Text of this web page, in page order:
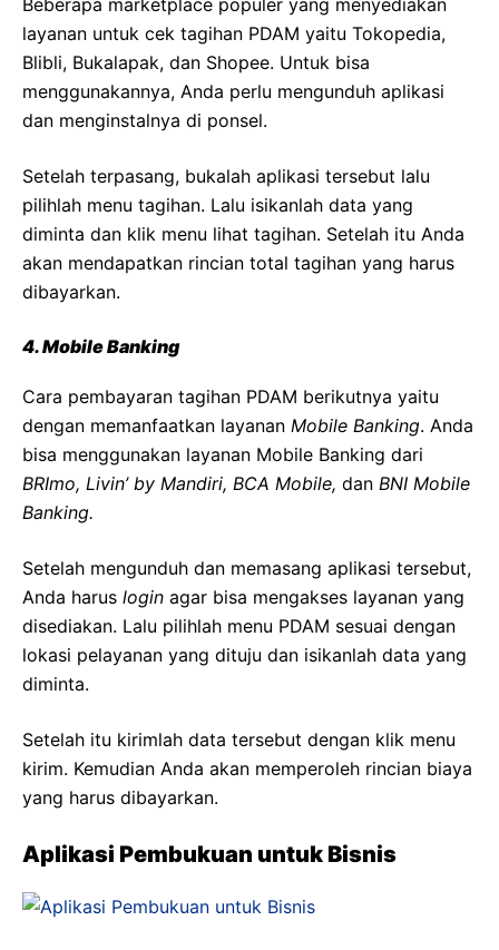
Beberapa marketplace populer yang menyediakan
layanan untuk cek tagihan PDAM yaitu Tokopedia,
Blibli, Bukalapak, dan Shopee. Untuk bisa
menggunakannya, Anda perlu mengunduh aplikasi
dan menginstalnya di ponsel.
Setelah terpasang, bukalah aplikasi tersebut lalu
pilihlah menu tagihan. Lalu isikanlah data yang
diminta dan klik menu lihat tagihan. Setelah itu Anda
akan mendapatkan rincian total tagihan yang harus
dibayarkan.
4.Mobile Banking
Cara pembayaran tagihan PDAM berikutnya yaitu
dengan memanfaatkan layanan Mobile Banking. Anda
bisa menggunakan layanan Mobile Banking dari
BRImo, Livin’ by Mandiri, BCA Mobile, dan BNI Mobile
Banking.
Setelah mengunduh dan memasang aplikasi tersebut,
Anda harus login agar bisa mengakses layanan yang
disediakan. Lalu pilihlah menu PDAM sesuai dengan
lokasi pelayanan yang dituju dan isikanlah data yang
diminta.
Setelah itu kirimlah data tersebut dengan klik menu
kirim. Kemudian Anda akan memperoleh rincian biaya
yang harus dibayarkan.
Aplikasi Pembukuan untuk Bisnis